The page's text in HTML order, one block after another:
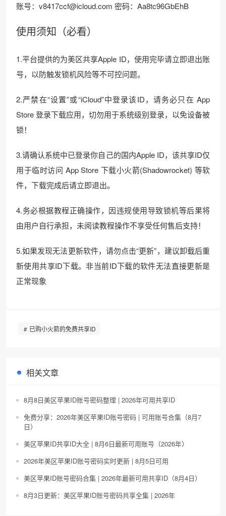
账号：v8417ccf@icloud.com 密码：Aa8tc96GbEhB
使用须知（必看）
1.平台提供的为美区共享Apple ID，使用完毕请立即退出账
号，以防触发锁机风险等不可控问题。
2.严禁在“设置”或“iCloud”中登录该ID，请务必只在 App
Store 登录下载应用，切勿用于系统级别登录，以免设备被
锁！
3.请确认系统中已登录你自己的国内Apple ID，该共享ID仅
用于临时访问 App Store 下载小火箭(Shadowrocket) 等软
件，下载完成后请立即退出。
4.务必根据教程正确操作，因违规使用导致锁机等后果将
由用户自行承担，未阅读教程操作不享受任何售后支持！
5.如果发现无法更新软件，请勿点击“更新”，建议卸载后重
新使用共享ID下载。非当前ID下载的软件无法直接更新是
正常现象
已购小火箭的免费共享ID
相关文章
8月8日美区苹果ID账号密码整理 | 2026年可用共享ID
免费分享：2026年美区苹果ID账号密码 | 可用账号合集（8月7
日）
美区苹果ID共享ID大全 | 8月6日最新可用账号（2026年）
2026年美区苹果ID账号密码实时更新 | 8月5日可用
美区苹果ID账号密码合集 | 2026年最新可用共享ID（8月4日）
8月3日更新：美区苹果ID账号密码共享全集 | 2026年